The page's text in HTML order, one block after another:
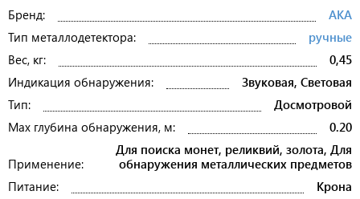
Бренд:
АКА
Тип металлодетектора:
ручные
Вес, кг:
0,45
Индикация обнаружения:
Звуковая, Световая
Тип:
Досмотровой
Max глубина обнаружения, м:
0.20
Применение:
Для поиска монет, реликвий, золота, Для
обнаружения металлических предметов
Питание:
Крона